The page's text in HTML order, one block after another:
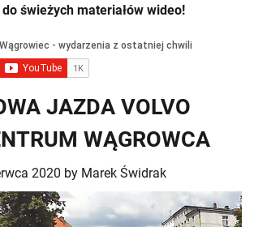
świeżych materiałów wideo!
JAZDA VOLVO
WĄGROWCA
2020 by Marek Świdrak